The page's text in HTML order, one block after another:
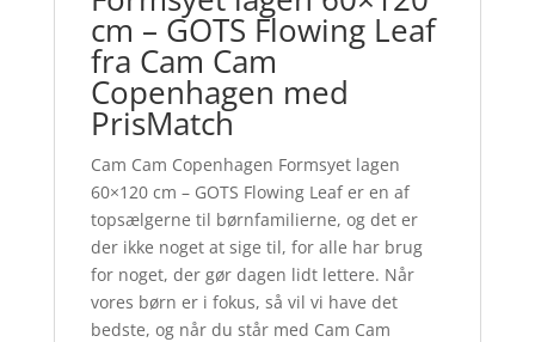
cm – GOTS Flowing Leaf
fra Cam Cam
Copenhagen med
PrisMatch
Cam Cam Copenhagen Formsyet lagen
60×120 cm – GOTS Flowing Leaf er en af
topsælgerne til børnfamilierne, og det er
der ikke noget at sige til, for alle har brug
for noget, der gør dagen lidt lettere. Når
vores børn er i fokus, så vil vi have det
bedste, og når du står med Cam Cam